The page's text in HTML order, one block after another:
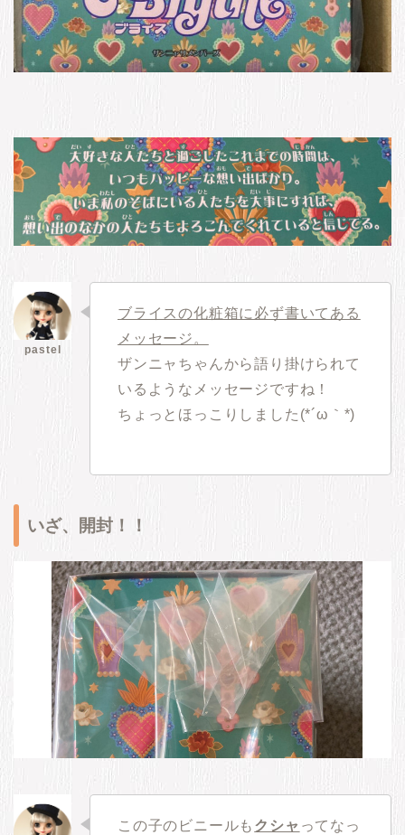
ブライスの化粧箱に必ず書いてある
メッセージ。
ザンニャちゃんから語り掛けられて
いるようなメッセージですね！
ちょっとほっこりしました(*´ω｀*)
いざ、開封！！
この子のビニールも クシャ ってなっ